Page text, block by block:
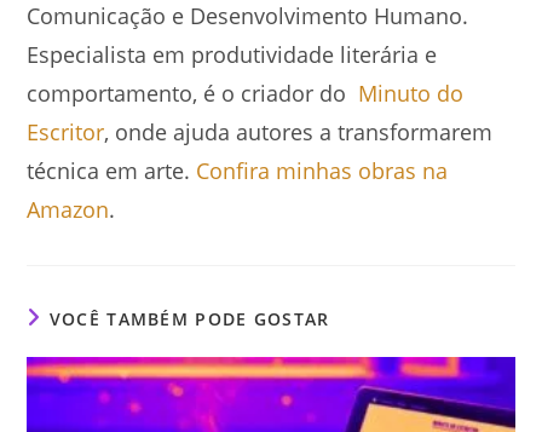
Comunicação e Desenvolvimento Humano.
Especialista em produtividade literária e
comportamento, é o criador do Minuto do
Escritor, onde ajuda autores a transformarem
técnica em arte. Confira minhas obras na
Amazon.
VOCÊ TAMBÉM PODE GOSTAR